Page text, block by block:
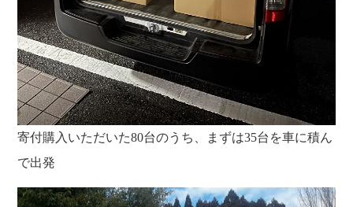
寄付購入いただいた80台のうち、まずは35台を車に積ん
で出発